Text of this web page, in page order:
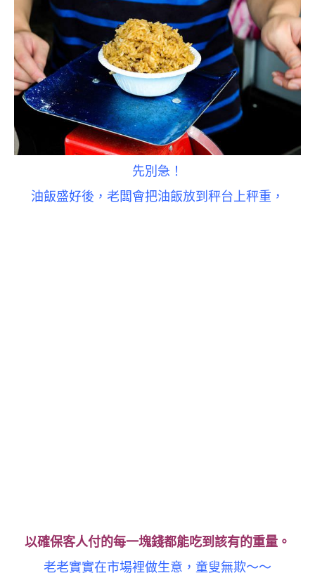
先別急！
油飯盛好後，老闆會把油飯放到秤台上秤重，
以確保客人付的每一塊錢都能吃到該有的重量。
老老實實在市場裡做生意，童叟無欺～～